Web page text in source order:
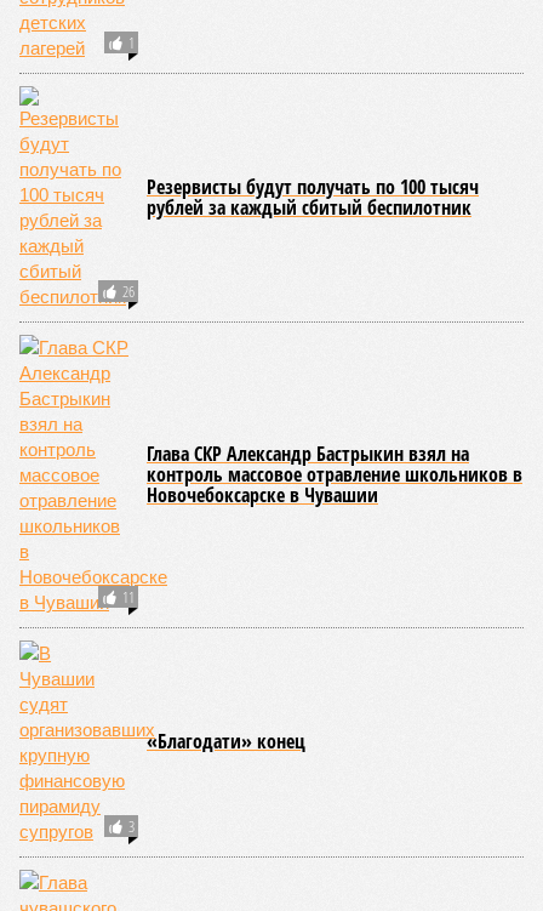
Представители ведомства отметили, что оперативное
принятие указанных мер позволило избежать
возникновения массовых инфекционных заболеваний
среди детей, находившихся в оздоровительных
учреждениях.
Помимо этого, специалистами проводился лабораторный
контроль качества воды и готовой продукции: из всех
отобранных проб воды в двух случаях (что составило
1,9%) были зафиксированы отклонения по
микробиологическим показателям; также одно готовое
блюдо не соответствовало установленным нормам по
показателю калорийности.
Все лагеря перед началом работы смен прошли
обязательную обработку территорий против клещей,
грызунов и насекомых. Питание в учреждениях
обеспечивают 21 оператор, причём в отношении каждого из
них организован постоянный лабораторный мониторинг.
В ходе заседания был также вынесен на обсуждение ряд
предложений, направленных на обеспечение санитарно-
эпидемиологического благополучия детей в летних лагерях
и на повышение действенности самой системы
оздоровления. В качестве основного приоритета было
выделено обеспечение оздоровительных учреждений
качественными пищевыми продуктами, а детей –
полноценным и сбалансированным питанием. Все лагеря в
обязательном порядке должны располагать санитарно-
эпидемиологическим заключением (СЭЗ), которое
подтверждает соответствие учреждения требованиям
действующего санитарного законодательства. Отсутствие
действующего СЭЗ является основанием для запрета на
функционирование оздоровительной организации. Кроме
того, участники заседания обратили внимание на